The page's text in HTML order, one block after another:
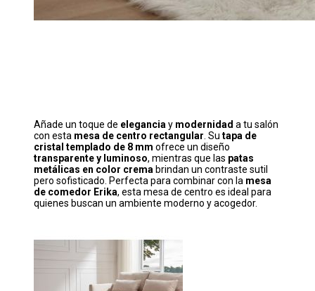
Añade un toque de eleganciay modernidad a tu salón
con esta mesa de centro rectangular. Su tapa de
cristal templado de 8 mm ofrece un diseño
transparente y luminoso, mientras que las patas
metálicas en color crema brindan un contraste sutil
pero sofisticado. Perfecta para combinar con la mesa
de comedor Erika, esta mesa de centro es ideal para
quienes buscan un ambiente moderno y acogedor.